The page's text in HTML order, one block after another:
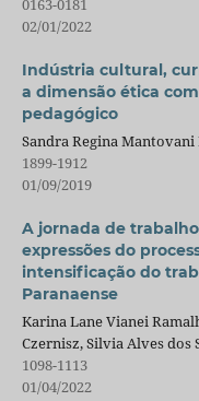
0163-0181
02/01/2022
Indústria cultural,
a dimensão ética
pedagógico
Sandra Regina
1899-1912
01/09/2019
A jornada de
expressões do
intensificação do
Paranaense
Karina Lane Vianei
Czernisz, Silvia Alves dos
1098-1113
01/04/2022